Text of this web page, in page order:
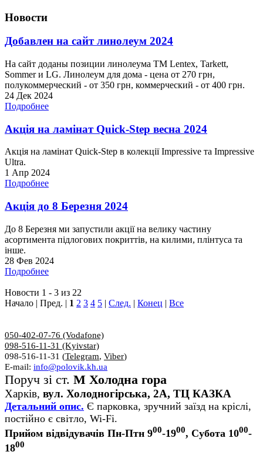
Новости
Добавлен на сайт линолеум 2024
На сайт доданы позиции линолеума ТМ Lentex, Tarkett,
Sommer и LG. Линолеум для дома - цена от 270 грн,
полукоммерческий - от 350 грн, коммерческий - от 400 грн.
24 Дек 2024
Подробнее
Акція на ламінат Quick-Step весна 2024
Акція на ламінат Quick-Step в колекції Impressive та Impressive
Ultra.
1 Апр 2024
Подробнее
Акція до 8 Березня 2024
До 8 Березня ми запустили акції на велику частину
асортимента підлогових покриттів, на килими, плінтуса та
інше.
28 Фев 2024
Подробнее
Новости 1 - 3 из 22
Начало | Пред. | 1 2 3 4 5 | След. | Конец | Все
050-402-07-76 (Vodafone)
098-516-11-31 (Kyivstar)
098-516-11-31 (Telegram, Viber)
E-mail: info@polovik.kh.ua
Поруч зі ст. М Холодна гора
Харків, вул. Холодногірська, 2А, ТЦ КАЗКА
Детальний опис. Є парковка, зручний заїзд на кріслі,
постійно є світло, Wi-Fi.
Прийом відвідувачів Пн-Птн 900-1900, Субота 1000-
1800